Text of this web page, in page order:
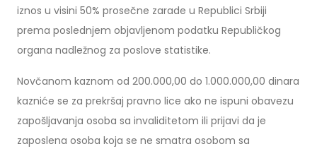
iznos u visini 50% prosečne zarade u Republici Srbiji
prema poslednjem objavljenom podatku Republičkog
organa nadležnog za poslove statistike.
Novčanom kaznom od 200.000,00 do 1.000.000,00 dinara
kazniće se za prekršaj pravno lice ako ne ispuni obavezu
zapošljavanja osoba sa invaliditetom ili prijavi da je
zaposlena osoba koja se ne smatra osobom sa